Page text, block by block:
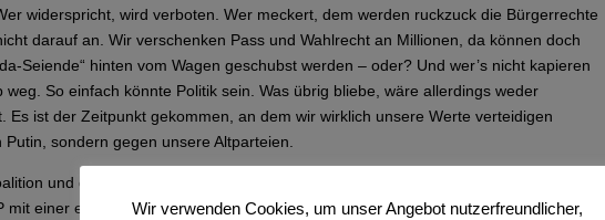
widerspricht, wird verboten. Wer meckert, dem werden ruckzuck die Bürgerrechte
darauf an. Wir verschenken Pass und Wahlrecht an Millionen, da können doch
Seiende“ hinten vom Wagen geschubst werden – oder? Und wer’s nicht kapieren
So einfach könnte Politik sein. Was übrig bliebe, wäre allerdings weder
Es ist der Zeitpunkt gekommen, an dem wir wirklich unsere Werte verteidigen
sondern gegen unsere Altparteien.
und damit Macht und Existenz verteidigen statt unserer Werte, das hätte man
mit einer entmenschlichten Sprache hetzt und mit Wörtern operiert, die wir nicht
Wir verwenden Cookies, um unser Angebot nutzerfreundlicher,